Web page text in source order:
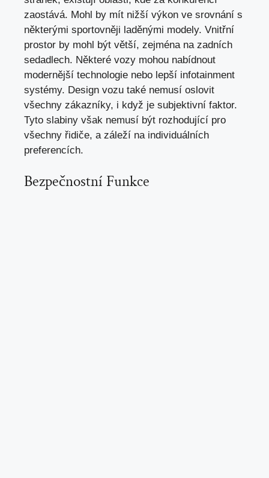
zaostává. Mohl by mít nižší výkon ve srovnání s
některými sportovněji laděnými modely. Vnitřní
prostor by mohl být větší, zejména na zadních
sedadlech. Některé vozy mohou nabídnout
modernější technologie nebo lepší infotainment
systémy. Design vozu také nemusí oslovit
všechny zákazníky, i když je subjektivní faktor.
Tyto slabiny však nemusí být rozhodující pro
všechny řidiče, a záleží na individuálních
preferencích.
Bezpečnostní Funkce